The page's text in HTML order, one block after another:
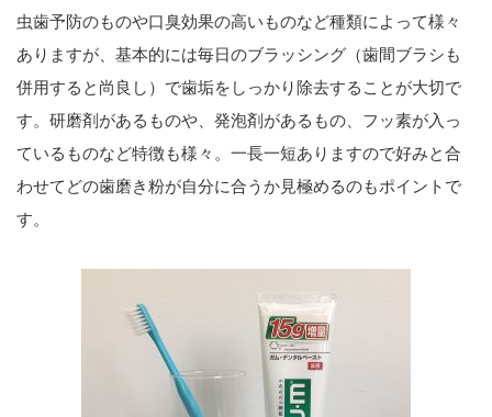
虫歯予防のものや口臭効果の高いものなど種類によって様々
ありますが、基本的には毎日のブラッシング（歯間ブラシも
併用すると尚良し）で歯垢をしっかり除去することが大切で
す。研磨剤があるものや、発泡剤があるもの、フッ素が入っ
ているものなど特徴も様々。一長一短ありますので好みと合
わせてどの歯磨き粉が自分に合うか見極めるのもポイントで
す。